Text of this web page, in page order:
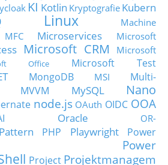
KI Kotlin Kryptografie Kubern
Linux
Machine
MFC Microservices
Microsoft
Microsoft CRM
Microsoft
Office
Microsoft Test
MongoDB MSI
Multi-
MVVM MySQL
Nano
node.js OAuth OIDC OOA
Oracle
OR-
Pattern PHP Playwright
Power
Power
Project Projektmanagem